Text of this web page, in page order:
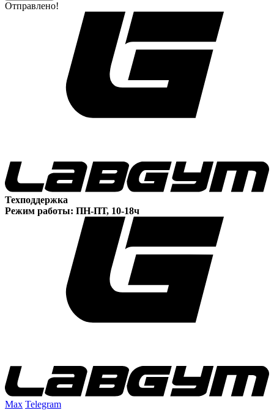
Отправлено!
Техподдержка
Режим работы: ПН-ПТ, 10-18ч
Max Telegram